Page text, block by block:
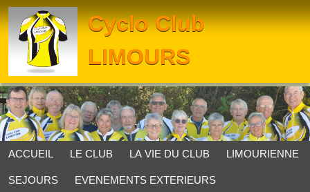
Cyclo Club
LIMOURS
ACCUEIL LE CLUB LA VIE DU CLUB LIMOURIENNE
SEJOURS EVENEMENTS EXTERIEURS
Panneau de gestion des cookies